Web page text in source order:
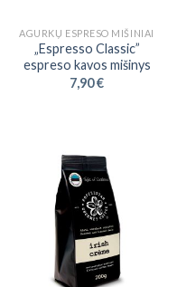
AGURKŲ ESPRESO MIŠINIAI
„Espresso Classic”
espreso kavos mišinys
7,90€